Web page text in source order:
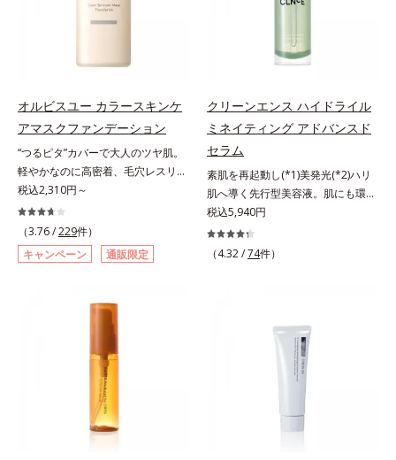
コフェロール、テトラヘキシルデカ
ン酸アスコルビル（保湿）*5 アル
酸、セリン、トレオニン、バリン、
ニン、イソロイシン、ヒスチジン
（毛髪補修）*6 加水分解ゴマタン
パクＰＧプロピルメチルシランジオ
ール（毛髪補修）*7 コレステロー
ル（保湿）各商品の詳しい情報は商
品ページをご覧ください。・エッセ
ンスインヘアミルクは、こちら
スト済＝全ての方にアレルギーが起
ん。ノンコメドジェニックテスト済
＝すべての人にコメド（ニキビのも
ません。
状態である「ハリのなさ」や、くす
み(*6)などが現れている状態である
人の肌印象に大きな影響を与えてい
ビスユー ドットシリーズは美容成
ター(*8)」を配合。そして、従来か
ら配合している美白有効成分「トラ
ネキサム酸」を配合しました。さら
に、シリーズ共通の美容成分(*7)
「GLルートブースター(*9)」を配合
することで、肌のふっくら感や透明
感を叶えます。美白ケアしながら多
リと透明感を。効果的なシナジー設
計で、あなたのエイジングケアを応
え、シミ・ソバカスを防ぐ（ウォッ
シュ除く）*2 オルビス内スキンケ
アシリーズの保湿力*3 年齢に応じ
たお手入れのこと*4 うるおいによ
る*5 乾燥、ハリ・ツヤのなさ
ア後にこれひとつでライトメイク効
収剤やグリセリン、パラベンもフリ
ー処方。肌を休ませたい日、リモー
出かけする時など、しっかりメイク
は負担に感じる日におすすめです。
オルビスユー カラースキンケ
アマスクファンデーション
“つるピタ”カバーで大人のツヤ肌。
軽やかなのに高密着、毛穴レスリキ
ッドファンデ。みずみずしく、とけ
込むように密着カバー毛穴レスでな
めらかな質感美へ導く、リキッドフ
ァンデーション「カバーはしたいけ
ど厚塗り感はイヤ」「素肌がもとも
なお客様の声から誕生した、軽やか
を“つるん”と隠すリキッドファンデ
ーションです。年齢とともに増えて
いくお悩みを自然に隠しつつも、ま
るで“素肌美人”に見える仕上がりを
叶えるのは、微細で均一なカバー粉
体(*1)が大きさの異なる毛穴にも隙
税込2,310円～
（3.76 /229件）
キャンペーン
通販限定
クリーンエンス ハイドライル
ミネイティング アドバンスド
セラム
素肌を再起動し(*1)美発光(*2)ハリ
肌へ導く先行型美容液。肌にも環境
にも、いいことを——。
「CLEANENCE（クリーンエン
ス）」が目指すのは、まっさらな素
ップサイクル（そのまま再利用する
のではなく、商品としての価値を高
めるような加工を行う）」。不要と
されるものを生まれ変わらせて新し
いパワーを引き出し、サイエンスの
力でまっさらな素肌へと導くクリー
ンビューティブランドです。
税込5,940円
（4.32 /74件）